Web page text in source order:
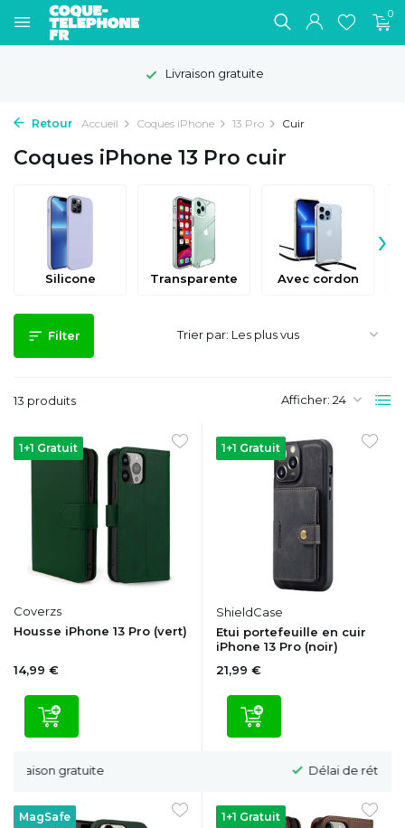
0
Livraison gratuite
Retour Accueil Coques iPhone 13 Pro Cuir
Coques iPhone 13 Pro cuir
Silicone Transparente Avec cordon
›
Filter
13 produits Afficher:
Trier par:
1+1 Gratuit
Coverzs
Housse iPhone 13 Pro (vert)
14,99 €
1+1 Gratuit
ShieldCase
Etui portefeuille en cuir
iPhone 13 Pro (noir)
21,99 €
Délai de rétractation de 100 jours
MagSafe 1+1 Gratuit